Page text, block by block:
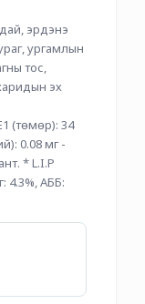
эрдэнэ
ургамлын
тос,
эх
(төмөр): 34
0.08 мг -
* L.I.P
4.3%, АББ: